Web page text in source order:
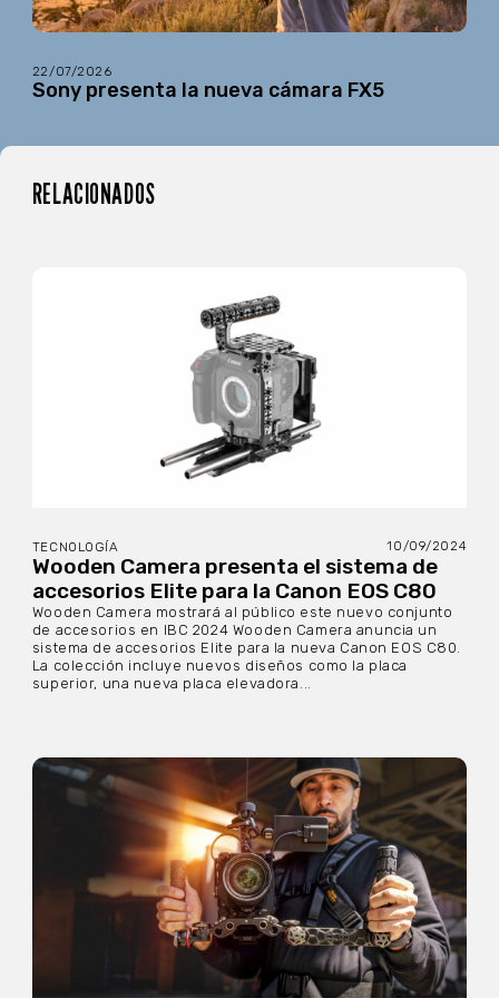
22/07/2026
Sony presenta la nueva cámara FX5
RELACIONADOS
TECNOLOGÍA 10/09/2024
Wooden Camera presenta el sistema de
accesorios Elite para la Canon EOS C80
Wooden Camera mostrará al público este nuevo conjunto
de accesorios en IBC 2024 Wooden Camera anuncia un
sistema de accesorios Elite para la nueva Canon EOS C80.
La colección incluye nuevos diseños como la placa
superior, una nueva placa elevadora...